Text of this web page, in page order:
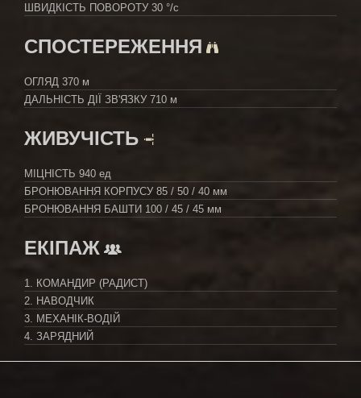
ШВИДКІСТЬ ПОВОРОТУ 30 °/с
СПОСТЕРЕЖЕННЯ
ОГЛЯД 370 м
ДАЛЬНІСТЬ ДІЇ ЗВ'ЯЗКУ 710 м
ЖИВУЧІСТЬ
МІЦНІСТЬ 940 ед
БРОНЮВАННЯ КОРПУСУ 85 / 50 / 40 мм
БРОНЮВАННЯ БАШТИ 100 / 45 / 45 мм
ЕКІПАЖ
1. КОМАНДИР (РАДИСТ)
2. НАВОДЧИК
3. МЕХАНІК-ВОДІЙ
4. ЗАРЯДНИЙ